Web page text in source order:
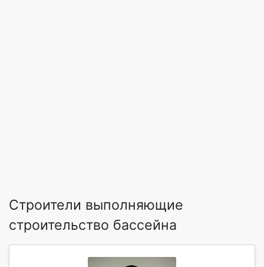
Строители выполняющие
строительство бассейна